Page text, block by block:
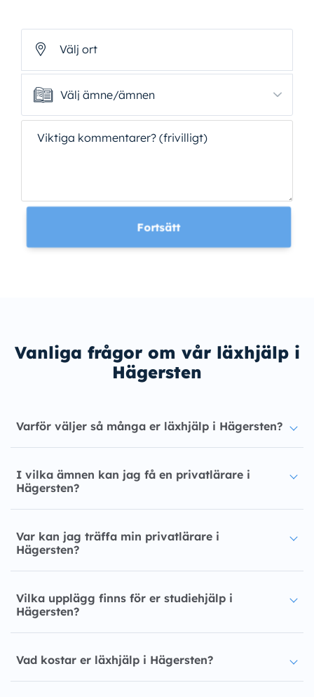
Välj ort
Välj ämne/ämnen
Välj ämne/ämnen
Viktiga kommentarer? (frivilligt)
Fortsätt
Vanliga frågor om vår läxhjälp i
Hägersten
Varför väljer så många er läxhjälp i Hägersten?
I vilka ämnen kan jag få en privatlärare i
Hägersten?
Var kan jag träffa min privatlärare i
Hägersten?
Vilka upplägg finns för er studiehjälp i
Hägersten?
Vad kostar er läxhjälp i Hägersten?